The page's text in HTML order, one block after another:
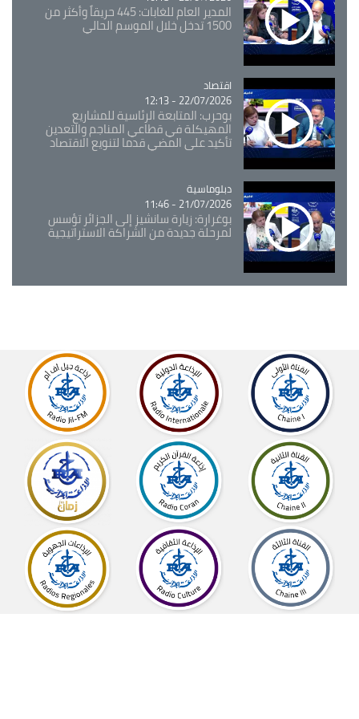
المدير العام للغابات: 445 حريقاً وأكثر من
1500 تدخل خلال الموسم الحالي
Catégorie
اقتصاد
22/07/2026 - 12:13
بوحرب: المتابعة الرئاسية للمشاريع
المهيكلة في قطاعي المناجم والتعدين
تأكيد على المضي قدما لتنويع الاقتصاد
Catégorie
دبلوماسية
21/07/2026 - 11:46
بوغرارة: زيارة سانشيز إلى الجزائر تؤسس
لمرحلة جديدة من الشراكة الاستراتيجية